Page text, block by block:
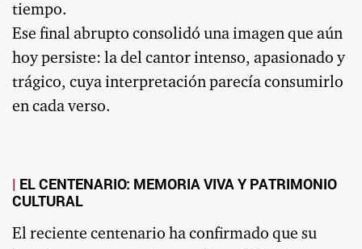
tiempo.
Ese final abrupto consolidó una imagen que aún
hoy persiste: la del cantor intenso, apasionado y
trágico, cuya interpretación parecía consumirlo
en cada verso.
EL CENTENARIO: MEMORIA VIVA Y PATRIMONIO
CULTURAL
El reciente centenario ha confirmado que su